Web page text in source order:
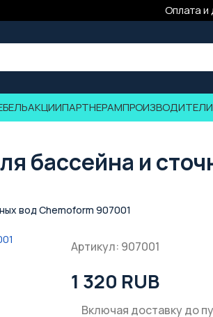
Оплата и
АКЦИИПАРТНЕРАМПРОИЗВОДИТЕЛИ
бассейна и
вод Chemoform 907001
Артикул: 907001
1 320 RUB
Включая доставку до